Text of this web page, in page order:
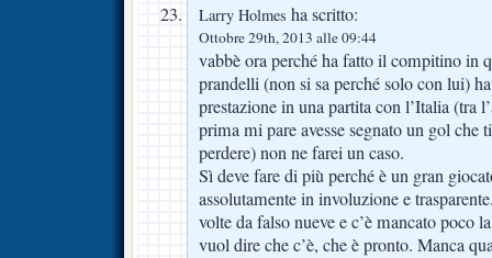
Larry Holmes ha scritto:
Ottobre 29th, 2013 alle 09:44
vabbè ora perché ha fatto il compitino in
prandelli (non si sa perché solo con lui)
prestazione in una partita con l’Italia (tra
prima mi pare avesse segnato un gol che
perdere) non ne farei un caso.
Sì deve fare di più perché è un gran
assolutamente in involuzione e
volte da falso nueve e c’è mancato poco
vuol dire che c’è, che è pronto. Manca